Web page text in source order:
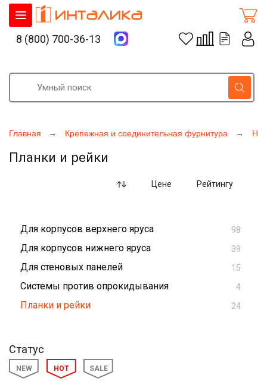
Главная Крепежная и соединительная фурнитура
Планки и рейки
Цене Рейтингу
Для корпусов верхнего яруса 98
Для корпусов нижнего яруса 39
Для стеновых панелей 15
Системы против опрокидывания 4
Планки и рейки 24
Статус
NEW HOT SALE
8 (800) 700-36-13